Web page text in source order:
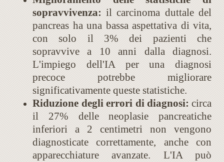
sopravvivenza: il carcinoma duttale del
pancreas ha una bassa aspettativa di vita,
con solo il 3% dei pazienti che
sopravvive a 10 anni dalla diagnosi.
L'impiego dell'IA per una diagnosi
precoce potrebbe migliorare
significativamente queste statistiche​​.
Riduzione degli errori di diagnosi: circa
il 27% delle neoplasie pancreatiche
inferiori a 2 centimetri non vengono
diagnosticate correttamente, anche con
apparecchiature avanzate. L'IA può